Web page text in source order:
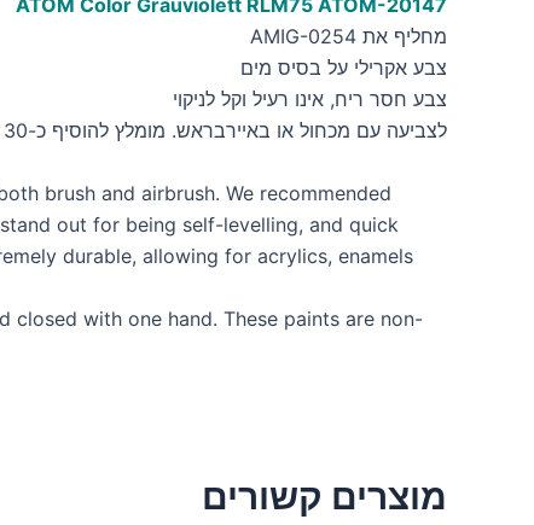
ATOM Color Grauviolett RLM75 ATOM-20147
מחליף את AMIG-0254
צבע אקרילי על בסיס מים
צבע חסר ריח, אינו רעיל וקל לניקוי
לצביעה עם מכחול או באיירבראש. מומלץ להוסיף כ-30 אחוז מדלל
brush and airbrush. We recommended
out for being self-levelling, and quick
durable, allowing for acrylics, enamels
closed with one hand. These paints are non-
מוצרים קשורים